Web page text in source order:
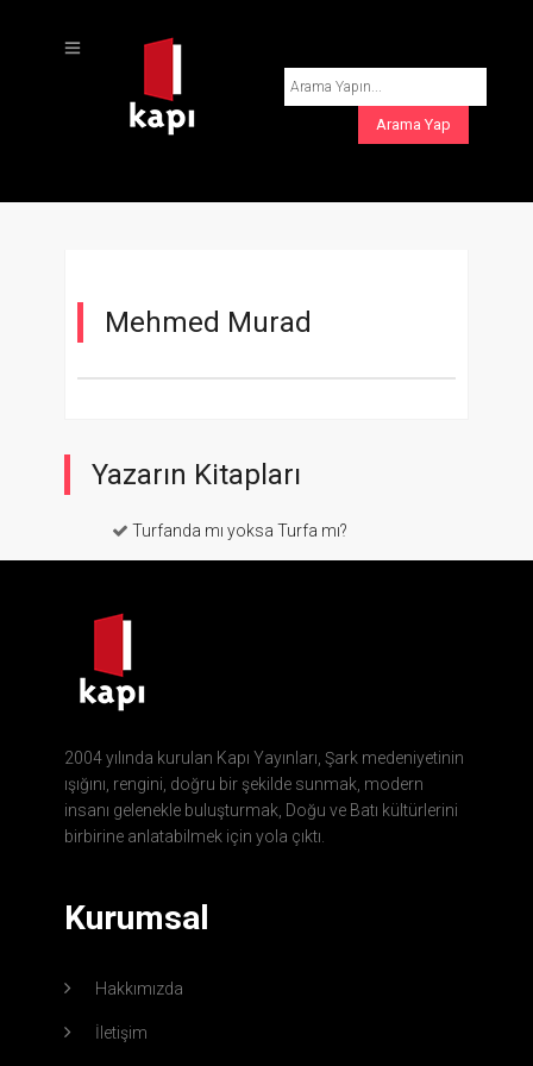
Mehmed Murad
Yazarın Kitapları
Turfanda mı yoksa Turfa mı?
2004 yılında kurulan Kapı Yayınları, Şark medeniyetinin
ışığını, rengini, doğru bir şekilde sunmak, modern
insanı gelenekle buluşturmak, Doğu ve Batı kültürlerini
birbirine anlatabilmek için yola çıktı.
Kurumsal
Hakkımızda
İletişim